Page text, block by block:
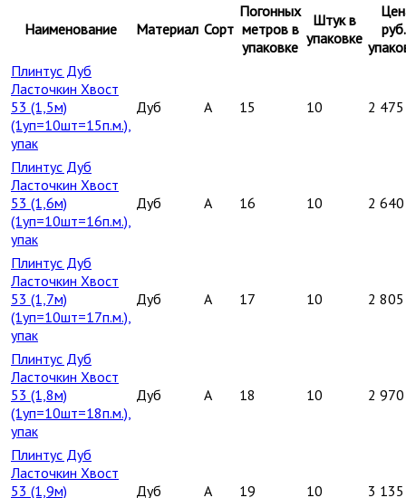
Наименование Материал Сорт
Погонных
метров в
упаковке
Штук в
упаковке
Плинтус Дуб
Ласточкин Хвост
53 (1,5м)
(1уп=10шт=15п.м.),
упак
Дуб A 15 10 2 475
Плинтус Дуб
Ласточкин Хвост
53 (1,6м)
(1уп=10шт=16п.м.),
упак
Дуб A 16 10 2 640
Плинтус Дуб
Ласточкин Хвост
53 (1,7м)
(1уп=10шт=17п.м.),
упак
Дуб A 17 10 2 805
Плинтус Дуб
Ласточкин Хвост
53 (1,8м)
(1уп=10шт=18п.м.),
упак
Дуб A 18 10 2 970
Плинтус Дуб
Ласточкин Хвост
53 (1,9м)
Дуб A 19 10 3 135